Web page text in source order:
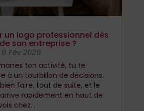
un logo professionnel dès
son entreprise ?
6 Fév 2026
ton activité, tu te
à un tourbillon de décisions.
faire, tout de suite, et le
rapidement en haut de
chez...